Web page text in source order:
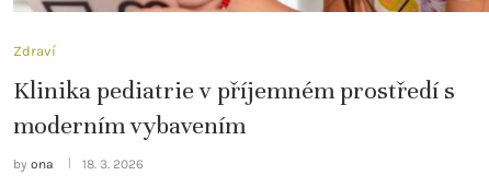
Zdraví
Klinika pediatrie v příjemném prostředí s
moderním vybavením
by ona 18. 3. 2026